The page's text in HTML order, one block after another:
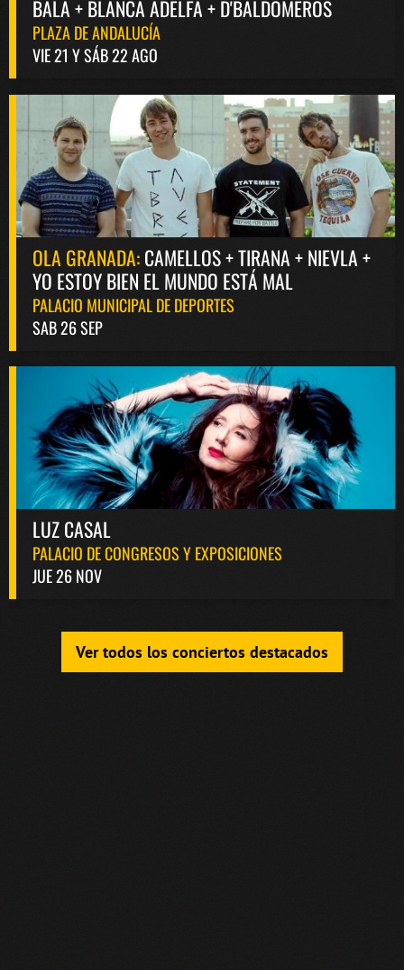
BALA + BLANCA ADELFA + D'BALDOMEROS
PLAZA DE ANDALUCÍA
VIE 21 Y SÁB 22 AGO
OLA GRANADA:CAMELLOS + TIRANA + NIEVLA +
YO ESTOY BIEN EL MUNDO ESTÁ MAL
PALACIO MUNICIPAL DE DEPORTES
SAB 26 SEP
LUZ CASAL
PALACIO DE CONGRESOS Y EXPOSICIONES
JUE 26 NOV
Ver todos los conciertos destacados